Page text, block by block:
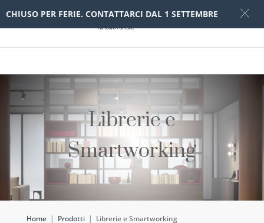
Librerie e
Smartworking
Home Prodotti Librerie e Smartworking
CHIUSO PER FERIE. CONTATTARCI DAL 1 SETTEMBRE